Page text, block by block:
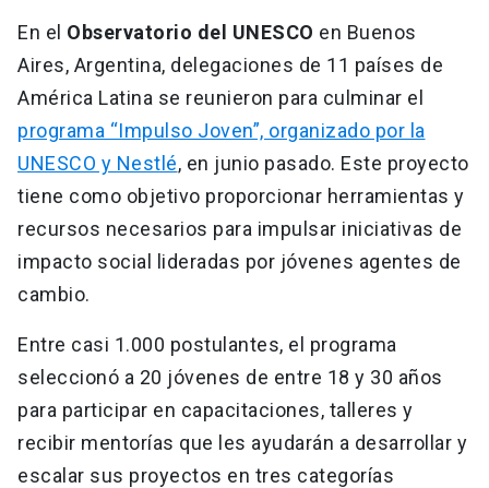
En el Observatorio del UNESCO en Buenos
Aires, Argentina, delegaciones de 11 países de
América Latina se reunieron para culminar el
programa “Impulso Joven”, organizado por la
UNESCO y Nestlé, en junio pasado. Este proyecto
tiene como objetivo proporcionar herramientas y
recursos necesarios para impulsar iniciativas de
impacto social lideradas por jóvenes agentes de
cambio.
Entre casi 1.000 postulantes, el programa
seleccionó a 20 jóvenes de entre 18 y 30 años
para participar en capacitaciones, talleres y
recibir mentorías que les ayudarán a desarrollar y
escalar sus proyectos en tres categorías